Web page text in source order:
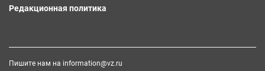
Редакционная политика
Пишите нам на information@vz.ru